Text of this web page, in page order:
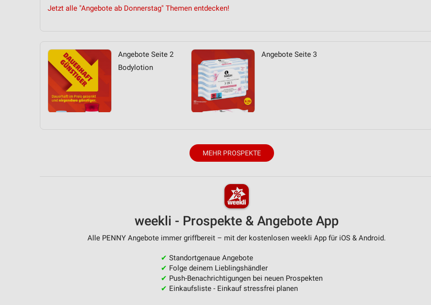
Jetzt alle "Angebote ab Donnerstag" Themen entdecken!
Angebote Seite 2
Bodylotion
Angebote Seite 3
MEHR PROSPEKTE
weekli - Prospekte & Angebote App
Alle PENNY Angebote immer griffbereit – mit der kostenlosen weekli App für iOS & Android.
✔ Standortgenaue Angebote
✔ Folge deinem Lieblingshändler
✔ Push-Benachrichtigungen bei neuen Prospekten
✔ Einkaufsliste - Einkauf stressfrei planen
Nicht-IAB-Verarbeitungszwecke:
Funktional